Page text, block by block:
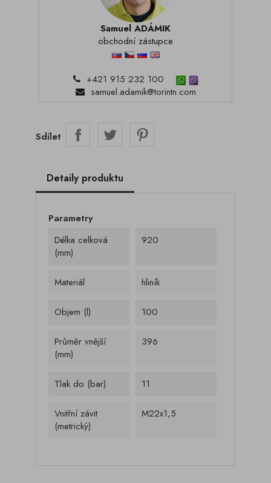
Samuel ADÁMIK
obchodní zástupce
+421 915 232 100
samuel.adamik@torintn.com
Sdílet
Detaily produktu
Parametry
Délka celková
(mm)
920
Materiál hliník
Objem (l) 100
Průměr vnější
(mm)
396
Tlak do (bar) 11
Vnitřní závit
(metrický)
M22x1,5